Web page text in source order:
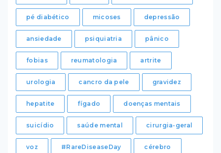
pé diabético micoses depressão
ansiedade psiquiatria pânico
fobias reumatologia artrite
urologia cancro da pele gravidez
hepatite fígado doenças mentais
suicídio saúde mental cirurgia-geral
voz #RareDiseaseDay cérebro